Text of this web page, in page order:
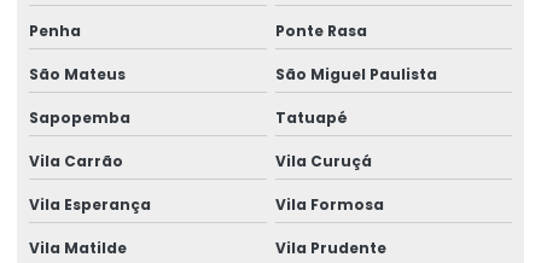
Despacho aduaneiro de importação
Despacho aduaneiro de importação e exportação
Despacho aduaneiro logística
Despacho aduaneiro marítimo
Despacho aduaneiro no brasil
Penha Ponte Rasa
São Mateus São Miguel Paulista
Sapopemba Tatuapé
Vila Carrão Vila Curuçá
Vila Esperança Vila Formosa
Vila Matilde
Vila Prudente